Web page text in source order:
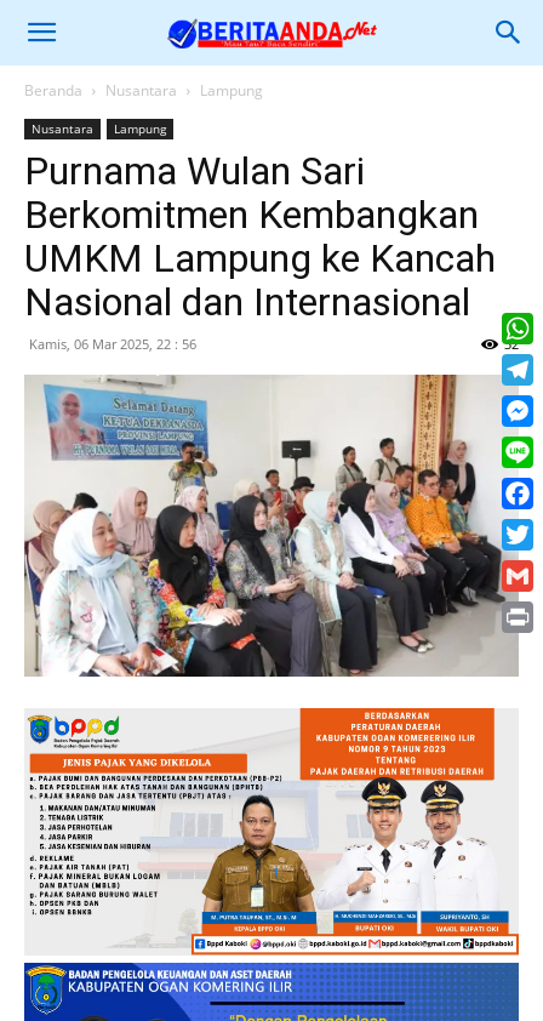
Beranda Nusantara Lampung
Nusantara Lampung
Purnama Wulan Sari
Berkomitmen Kembangkan
UMKM Lampung ke Kancah
Nasional dan Internasional
Kamis, 06 Mar 2025, 22 : 56 32
Line